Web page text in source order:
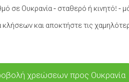
σε Ουκρανία - σταθερό ή κινητό! -
και αποκτήστε τις
χρεώσεων προς Ουκρανία